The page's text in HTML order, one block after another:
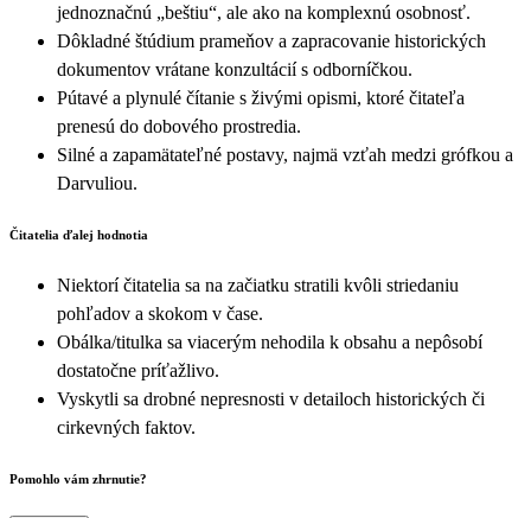
jednoznačnú „beštiu“, ale ako na komplexnú osobnosť.
Dôkladné štúdium prameňov a zapracovanie historických
dokumentov vrátane konzultácií s odborníčkou.
Pútavé a plynulé čítanie s živými opismi, ktoré čitateľa
prenesú do dobového prostredia.
Silné a zapamätateľné postavy, najmä vzťah medzi grófkou a
Darvuliou.
Čitatelia ďalej hodnotia
Niektorí čitatelia sa na začiatku stratili kvôli striedaniu
pohľadov a skokom v čase.
Obálka/titulka sa viacerým nehodila k obsahu a nepôsobí
dostatočne príťažlivo.
Vyskytli sa drobné nepresnosti v detailoch historických či
cirkevných faktov.
Pomohlo vám zhrnutie?